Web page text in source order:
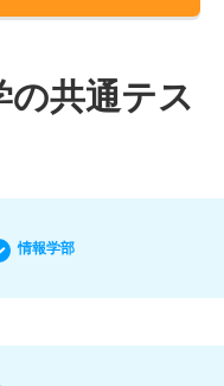
の共通テス
情報学部